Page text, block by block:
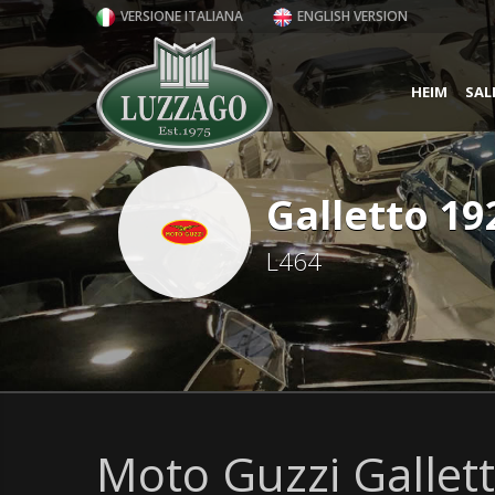
VERSIONE ITALIANA ENGLISH VERSION
HEIM
Galletto
L464
Moto Guzzi